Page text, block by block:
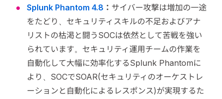
Splunk Phantom 4.8 ： サイバー攻撃は増加の一途
をたどり、セキュリティスキルの不足およびアナ
リストの枯渇と闘うSOCは依然として苦戦を強い
られています。セキュリティ運用チームの作業を
自動化して大幅に効率化するSplunk Phantomに
より、SOCでSOAR(セキュリティのオーケストレ
ーションと自動化によるレスポンス)が実現するた